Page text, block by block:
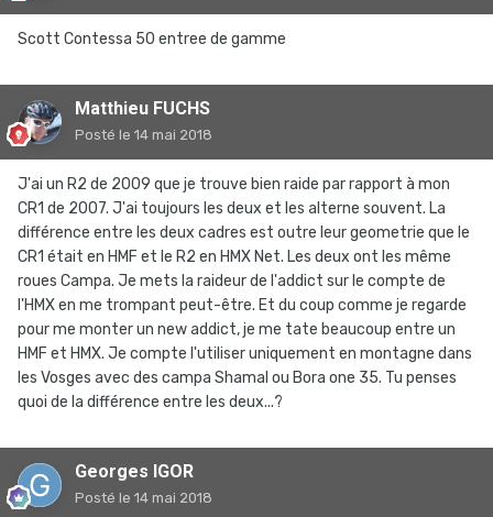
Scott Contessa 50 entree de gamme
Matthieu FUCHS
Posté le 14 mai 2018
J'ai un R2 de 2009 que je trouve bien raide par rapport à mon
CR1 de 2007. J'ai toujours les deux et les alterne souvent. La
différence entre les deux cadres est outre leur geometrie que le
CR1 était en HMF et le R2 en HMX Net. Les deux ont les même
roues Campa. Je mets la raideur de l'addict sur le compte de
l'HMX en me trompant peut-être. Et du coup comme je regarde
pour me monter un new addict, je me tate beaucoup entre un
HMF et HMX. Je compte l'utiliser uniquement en montagne dans
les Vosges avec des campa Shamal ou Bora one 35. Tu penses
quoi de la différence entre les deux...?
Georges IGOR
Posté le 14 mai 2018